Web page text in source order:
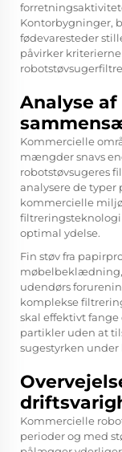
Kontorbygninger,
fødevaresteder
påvirker
robotstøvsugerfiltre
Analyse
Kommercielle
mængder snavs
robotstøvsugeres
analysere de typer
kommercielle
filtreringsteknologi
optimal ydelse.
Fin støv fra
udendørs
komplekse
skal effektivt
partikler uden at
sugestyrken
Kommercielle
perioder og med